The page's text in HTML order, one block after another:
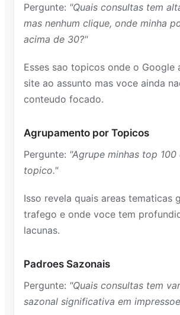
Pergunte: "Quais consultas tem
mas nenhum clique, onde minha
acima de 30?"
Esses sao topicos onde o Google
site ao assunto mas voce ainda
conteudo focado.
Agrupamento por Topicos
Pergunte: "Agrupe minhas top
topico."
Isso revela quais areas tematicas
trafego e onde voce tem
lacunas.
Padroes Sazonais
Pergunte: "Quais consultas tem
sazonal significativa em